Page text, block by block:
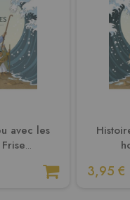
avec les
Frise
3,95 €